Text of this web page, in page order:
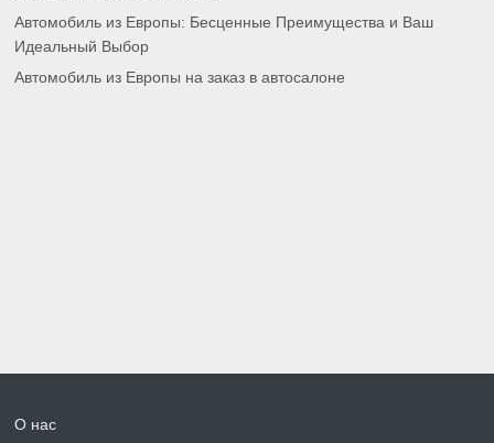
Автомобиль из Европы: Бесценные Преимущества и Ваш
Идеальный Выбор
Автомобиль из Европы на заказ в автосалоне
О нас